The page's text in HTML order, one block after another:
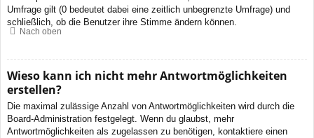
Umfrage gilt (0 bedeutet dabei eine zeitlich unbegrenzte Umfrage) und
schließlich, ob die Benutzer ihre Stimme ändern können.
Nach oben
Wieso kann ich nicht mehr Antwortmöglichkeiten
erstellen?
Die maximal zulässige Anzahl von Antwortmöglichkeiten wird durch die
Board-Administration festgelegt. Wenn du glaubst, mehr
Antwortmöglichkeiten als zugelassen zu benötigen, kontaktiere einen